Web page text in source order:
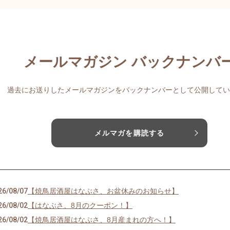
メールマガジン バックナンバ
過去にお送りしたメールマガジンをバックナンバーとして公開してい
メルマガを購読する
08/07 【焼鳥居酒屋はなぶさ、お盆休みのお知らせ】
08/02 【はなぶさ、8月のクーポン！】
08/02 【焼鳥居酒屋はなぶさ、8月産まれの方へ！】